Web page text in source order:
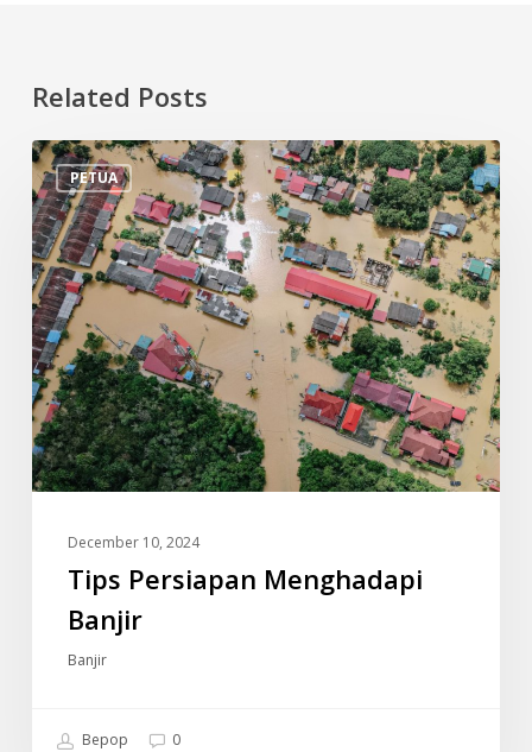
Related Posts
PETUA
Tips
Persiapan
Menghadapi
Banjir
December 10, 2024
Tips Persiapan Menghadapi
Banjir
Banjir
Bepop 0